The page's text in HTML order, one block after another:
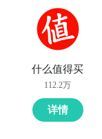
什么值得买
112.2万
详情